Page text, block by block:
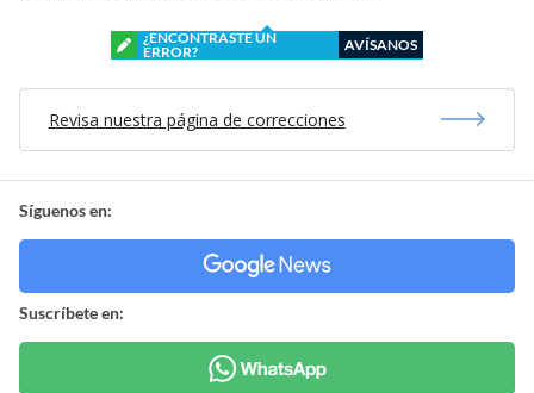
¿ENCONTRASTE UN
ERROR?
AVÍSANOS
Revisa nuestra página de correcciones
Síguenos en:
Suscríbete en: